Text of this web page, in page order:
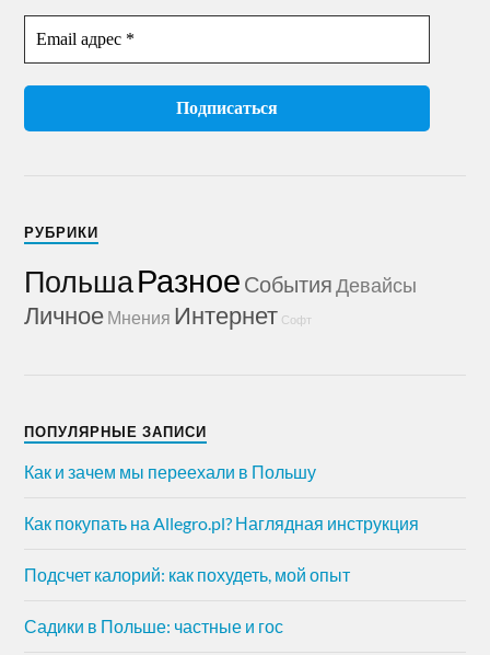
РУБРИКИ
ПольшаРазное СобытияДевайсы
Личное Мнения Интернет Софт
ПОПУЛЯРНЫЕ ЗАПИСИ
Как и зачем мы переехали в Польшу
Как покупать на Allegro.pl? Наглядная инструкция
Подсчет калорий: как похудеть, мой опыт
Садики в Польше: частные и гос